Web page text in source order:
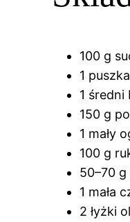
100 g
1
1
150 g
1 mały
100 g
50–70
1 mała
2 łyżki